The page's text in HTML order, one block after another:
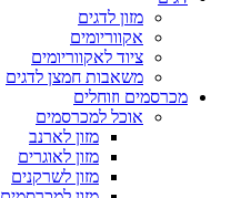
מזון לדגים
אקווריומים
ציוד לאקווריומים
משאבות חמצן לדגים
מכרסמים וזוחלים
אוכל למכרסמים
מזון לארנב
מזון לאוגרים
מזון לשרקנים